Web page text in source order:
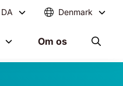
DA Denmark
Om os